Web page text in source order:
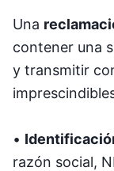
Una
contener una
y transmitir
•
razón social,